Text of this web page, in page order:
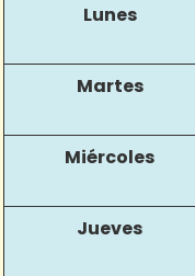
Lunes
Martes
Miércoles
Jueves